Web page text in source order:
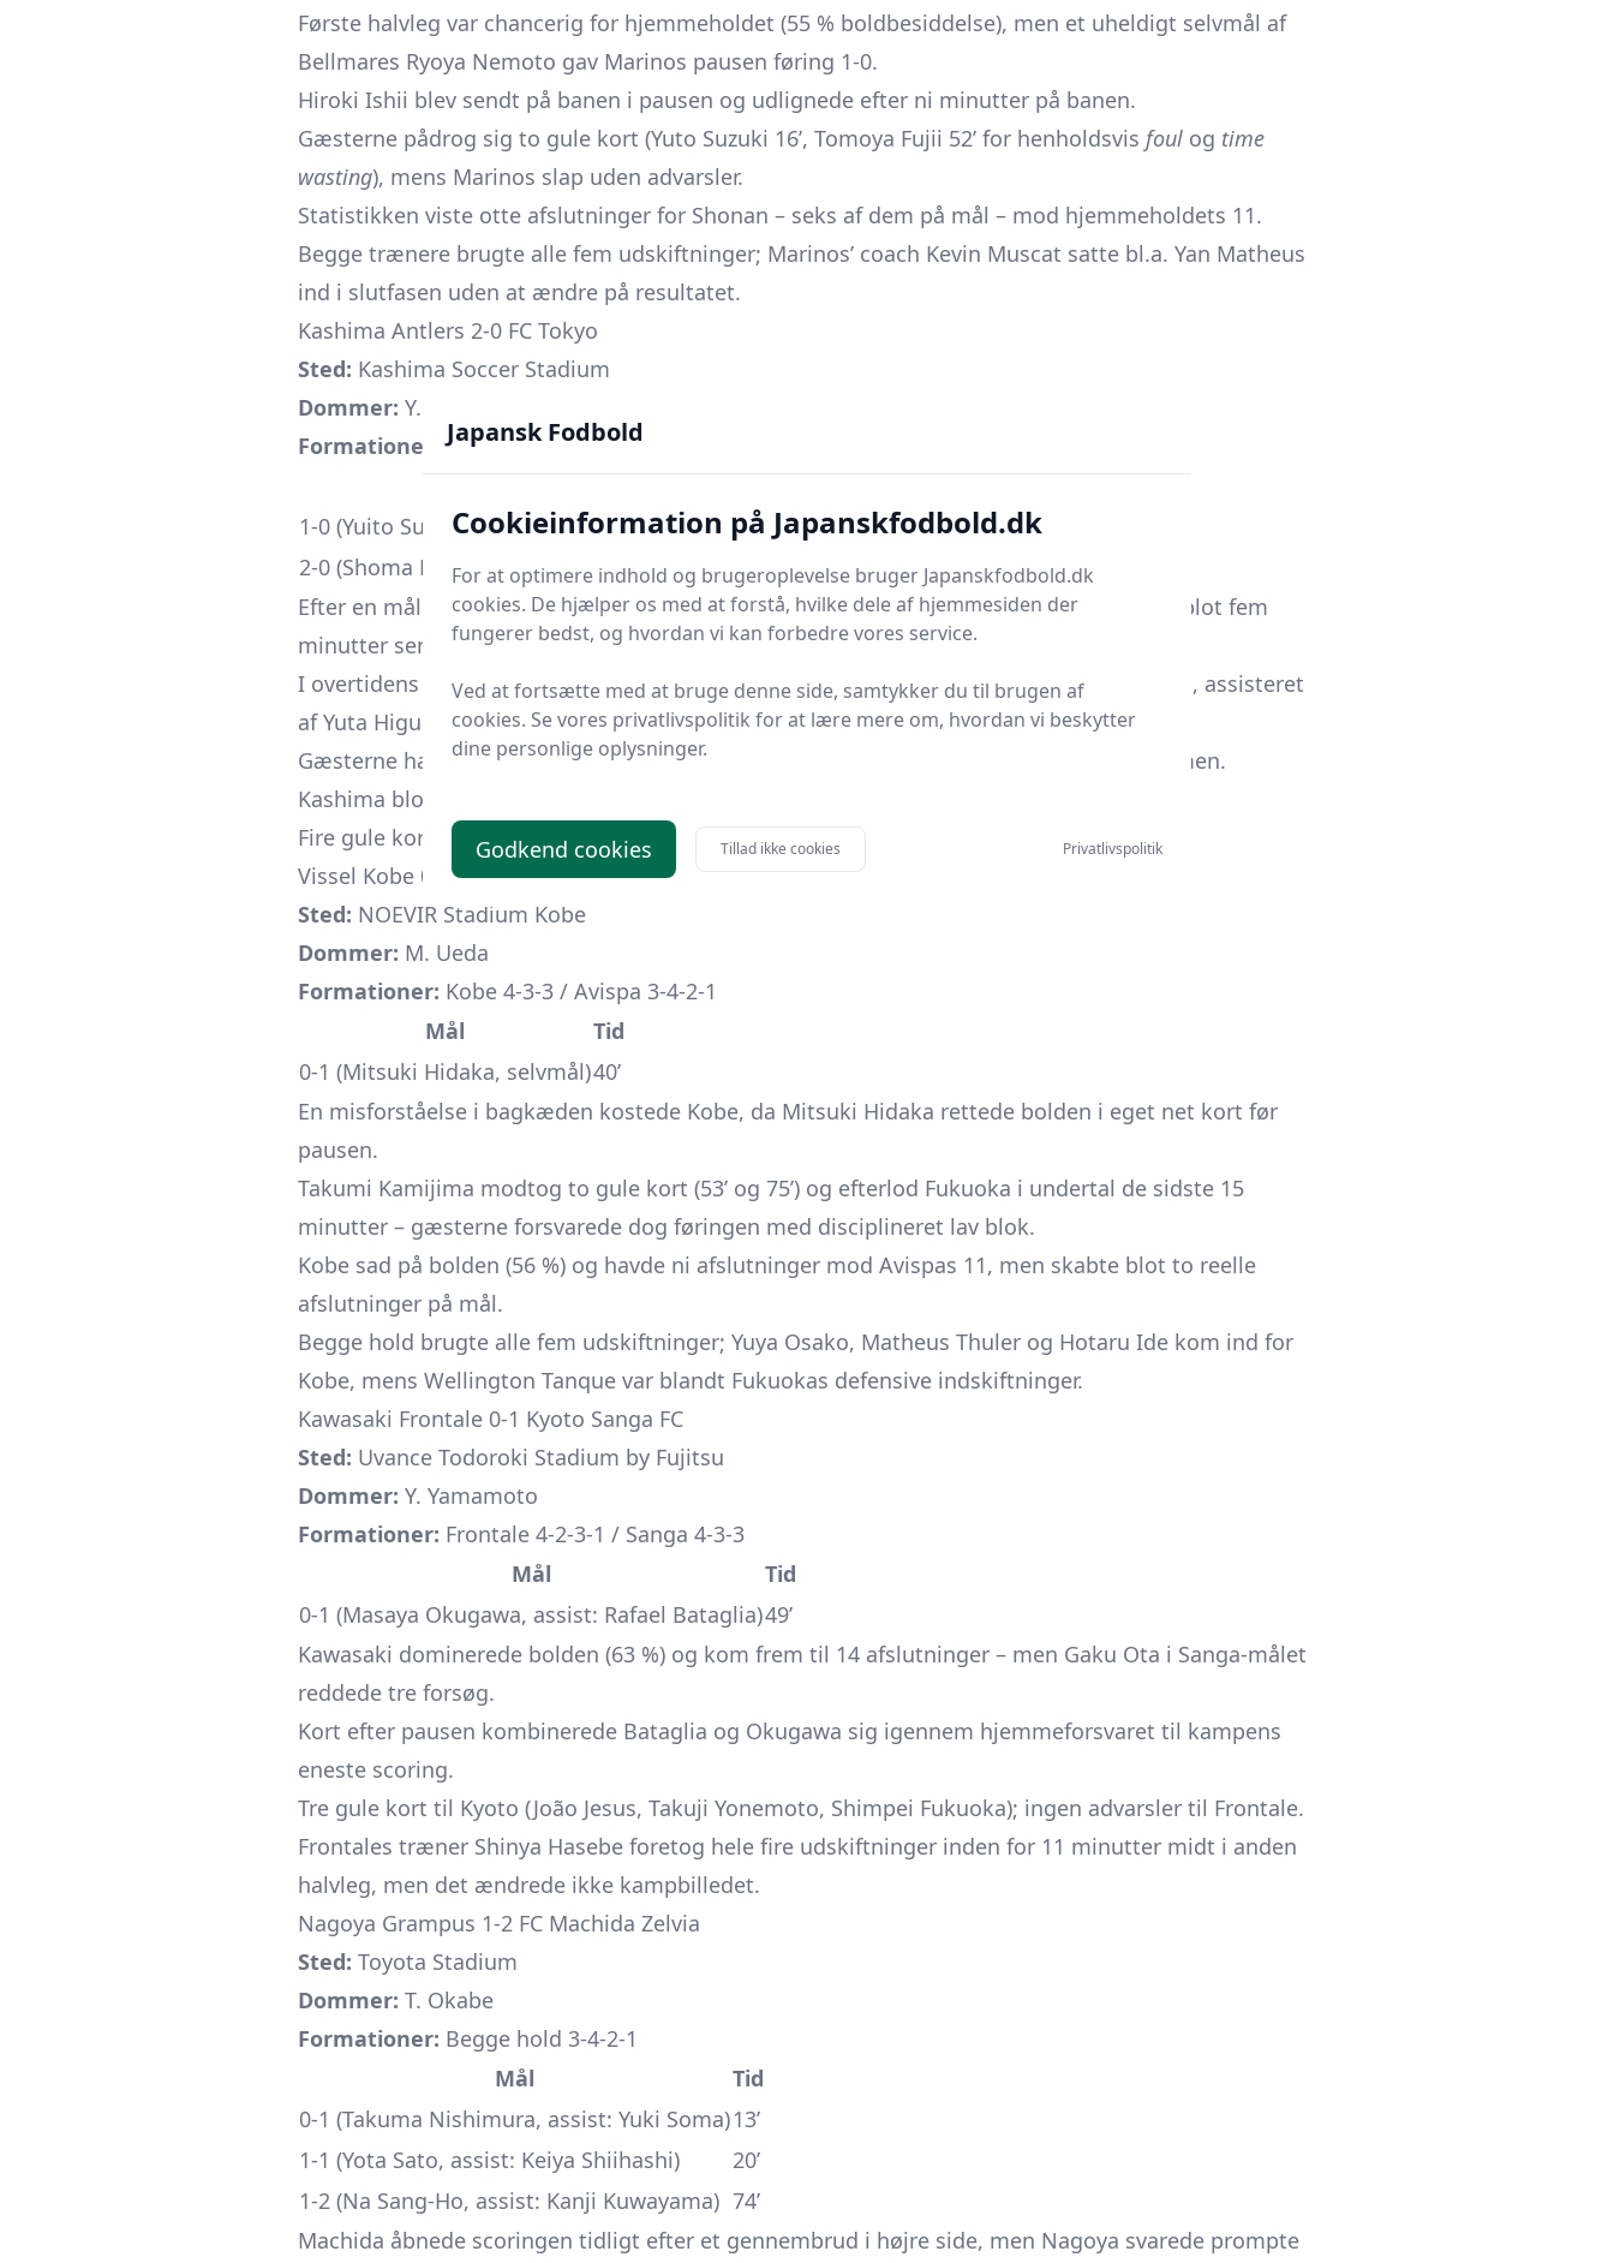
Første halvleg var chancerig for hjemmeholdet (55 % boldbesiddelse), men et uheldigt selvmål af
Bellmares Ryoya Nemoto gav Marinos pausen føring 1-0.
Hiroki Ishii blev sendt på banen i pausen og udlignede efter ni minutter på banen.
Gæsterne pådrog sig to gule kort (Yuto Suzuki 16’, Tomoya Fujii 52’ for henholdsvis foul og time
wasting), mens Marinos slap uden advarsler.
Statistikken viste otte afslutninger for Shonan – seks af dem på mål – mod hjemmeholdets 11.
Begge trænere brugte alle fem udskiftninger; Marinos’ coach Kevin Muscat satte bl.a. Yan Matheus
ind i slutfasen uden at ændre på resultatet.
Kashima Antlers 2-0 FC Tokyo
Sted: Kashima Soccer Stadium
Dommer: Y. Araki
Formationer:
Antlers 4-4-2 /FC Tokyo
1-0 (Yuito Suzuki, str.)
74’
2-0 (Shoma Morooka, assist: Y. Higuchi) 90’+9
Efter en målløs og fysisk første halvleg afviste VAR et Antlers-mål i det 69. minut, men blot fem
minutter senere konverterede Yuito Suzuki et straffespark til 1-0.
I overtidens sidste sekunder lukkede indskiftede Shoma Morooka kampen på en kontra, assisteret
af Yuta Higuchi.
Gæsterne havde 59 % boldbesiddelse, men formåede blot én afslutning inden for rammen.
Kashima blockerede fire skud og ramte selv målrammen syv gange.
Fire gule kort blev uddelt: Koizumi (hands), Koike, Oka og Yamashita – alle for
foul
Vissel Kobe 0-1 Avispa Fukuoka
Sted: NOEVIR Stadium Kobe
Dommer: M. Ueda
Formationer: Kobe 4-3-3 / Avispa 3-4-2-1
Mål
Tid
0-1 (Mitsu­ki Hidaka, selvmål)40’
En misforståelse i bagkæden kostede Kobe, da Mitsuki Hidaka rettede bolden i eget net kort før
pausen.
Takumi Kamijima modtog to gule kort (53’ og 75’) og efterlod Fukuoka i undertal de sidste 15
minutter – gæsterne forsvarede dog føringen med disciplineret lav blok.
Kobe sad på bolden (56 %) og havde ni afslutninger mod Avispas 11, men skabte blot to reelle
afslutninger på mål.
Begge hold brugte alle fem udskiftninger; Yuya Osako, Matheus Thuler og Hotaru Ide kom ind for
Kobe, mens Wellington Tanque var blandt Fukuokas defensive indskiftninger.
Kawasaki Frontale 0-1 Kyoto Sanga FC
Sted: Uvance Todoroki Stadium by Fujitsu
Dommer: Y. Yamamoto
Formationer: Frontale 4-2-3-1 / Sanga 4-3-3
Mål
Tid
0-1 (Masaya Okugawa, assist: Rafael Bataglia)49’
Kawasaki dominerede bolden (63 %) og kom frem til 14 afslutninger – men Gaku Ota i Sanga-målet
reddede tre forsøg.
Kort efter pausen kombinerede Bataglia og Okugawa sig igennem hjemmeforsvaret til kampens
eneste scoring.
Tre gule kort til Kyoto (João Jesus, Takuji Yonemoto, Shimpei Fukuoka); ingen advarsler til Frontale.
Frontales træner Shinya Hasebe foretog hele fire udskiftninger inden for 11 minutter midt i anden
halvleg, men det ændrede ikke kampbilledet.
Nagoya Grampus 1-2 FC Machida Zelvia
Sted: Toyota Stadium
Dommer: T. Okabe
Formationer: Begge hold 3-4-2-1
Mål
Tid
0-1 (Takuma Nishimura, assist: Yuki Soma)13’
1-1 (Yota Sato, assist: Keiya Shiihashi)
20’
1-2 (Na Sang-Ho, assist: Kanji Kuwayama) 74’
Machida åbnede scoringen tidligt efter et gennembrud i højre side, men Nagoya svarede prompte
Japansk Fodbold
Cookieinformation på Japanskfodbold.dk
For at optimere indhold og brugeroplevelse bruger Japanskfodbold.dk
cookies. De hjælper os med at forstå, hvilke dele af hjemmesiden der
fungerer bedst, og hvordan vi kan forbedre vores service.
Ved at fortsætte med at bruge denne side, samtykker du til brugen af
cookies. Se vores privatlivspolitik for at lære mere om, hvordan vi beskytter
dine personlige oplysninger.
Godkend cookies Tillad ikke cookies Privatlivspolitik